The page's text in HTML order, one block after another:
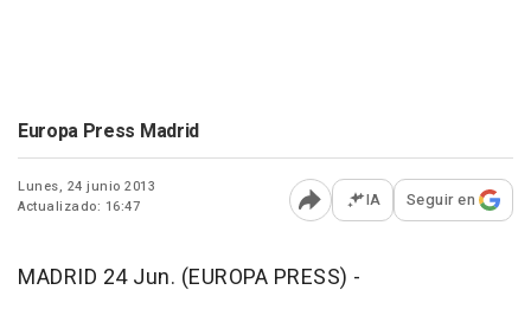
Europa Press Madrid
Lunes, 24 junio 2013
Actualizado: 16:47
Abrir opciones para
IA Seguir en
MADRID 24 Jun. (EUROPA PRESS) -